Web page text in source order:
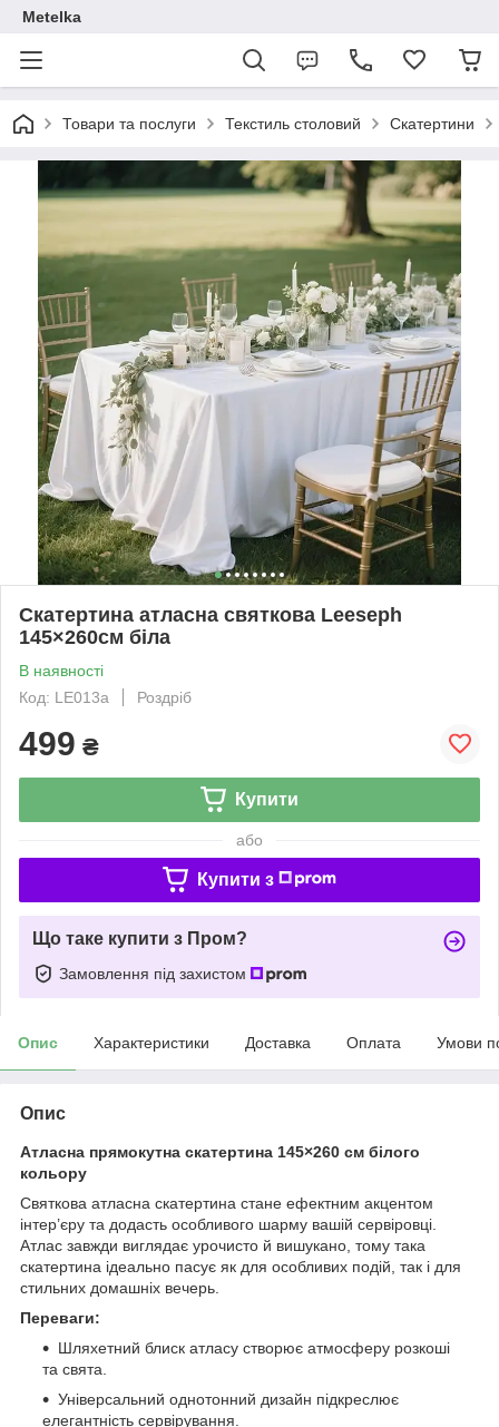
Metelka
Товари та послуги Текстиль столовий Скатертини
Скатертина атласна святкова Leeseph
145×260см біла
В наявності
Код: LE013a
Роздріб
499 ₴
Купити
або
Купити з
Що таке купити з Пром?
Замовлення під захистом
Опис Характеристики Доставка Оплата Умови
Опис
Атласна прямокутна скатертина 145×260 см білого
кольору
Святкова атласна скатертина стане ефектним акцентом
інтер’єру та додасть особливого шарму вашій сервіровці.
Атлас завжди виглядає урочисто й вишукано, тому така
скатертина ідеально пасує як для особливих подій, так і для
стильних домашніх вечерь.
Переваги:
Шляхетний блиск атласу створює атмосферу розкоші
та свята.
Універсальний однотонний дизайн підкреслює
елегантність сервірування.